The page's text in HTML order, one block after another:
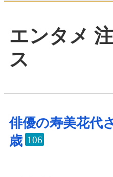
エンタメ
ス
俳優の寿美花代
歳 106